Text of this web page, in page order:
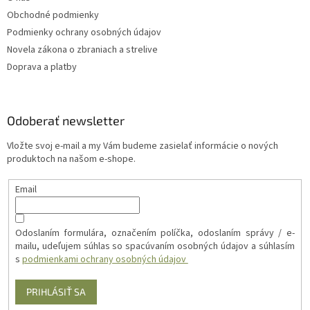
Obchodné podmienky
Podmienky ochrany osobných údajov
Novela zákona o zbraniach a strelive
Doprava a platby
Odoberať newsletter
Vložte svoj e-mail a my Vám budeme zasielať informácie o nových
produktoch na našom e-shope.
Email
Odoslaním formulára, označením políčka, odoslaním správy / e-
mailu, udeľujem súhlas so spacúvaním osobných údajov a súhlasím
s podmienkami ochrany osobných údajov
PRIHLÁSIŤ SA